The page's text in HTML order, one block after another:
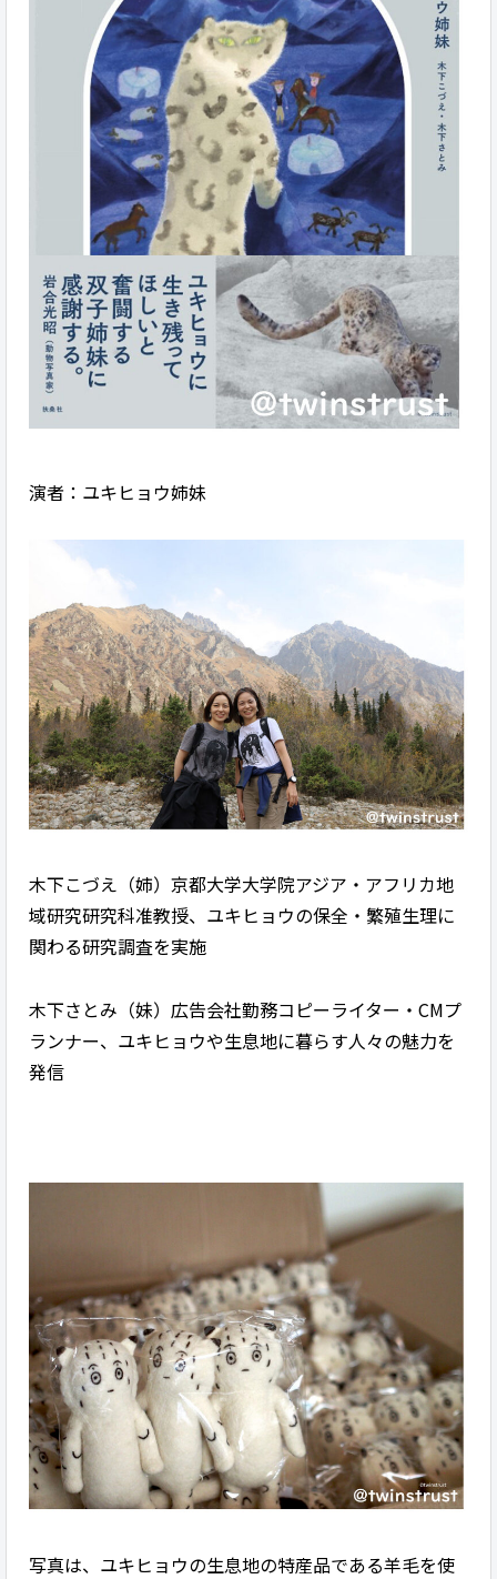
演者：ユキヒョウ姉妹
木下こづえ（姉）京都大学大学院アジア・アフリカ地
域研究研究科准教授、ユキヒョウの保全・繁殖生理に
関わる研究調査を実施
木下さとみ（妹）広告会社勤務コピーライター・CMプ
ランナー、ユキヒョウや生息地に暮らす人々の魅力を
発信
写真は、ユキヒョウの生息地の特産品である羊毛を使